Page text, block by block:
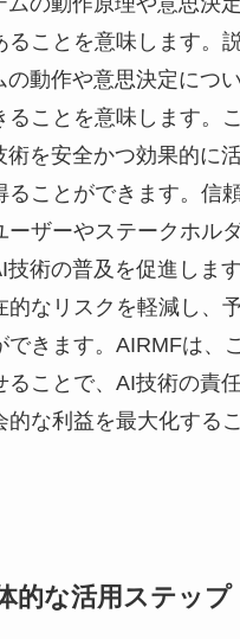
ることを意味します。
の動作や意思決定につ
ることを意味します。
術を安全かつ効果的に
ることができます。信
ーザーやステークホル
技術の普及を促進しま
的なリスクを軽減し、
できます。AIRMFは、
ることで、AI技術の責
的な利益を最大化する
的な活用ステップ